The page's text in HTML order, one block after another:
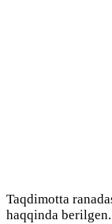
Taqdimotta
haqqinda berilgen.